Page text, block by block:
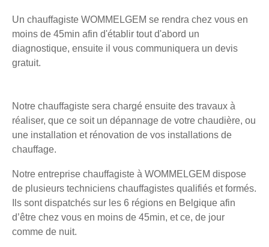
Un chauffagiste WOMMELGEM se rendra chez vous en
moins de 45min afin d'établir tout d'abord un
diagnostique, ensuite il vous communiquera un devis
gratuit.
Notre chauffagiste sera chargé ensuite des travaux à
réaliser, que ce soit un dépannage de votre chaudière, ou
une installation et rénovation de vos installations de
chauffage.
Notre entreprise chauffagiste à WOMMELGEM dispose
de plusieurs techniciens chauffagistes qualifiés et formés.
Ils sont dispatchés sur les 6 régions en Belgique afin
d’être chez vous en moins de 45min, et ce, de jour
comme de nuit.